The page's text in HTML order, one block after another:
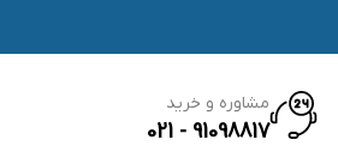
مشاوره و خرید
91098817 - 021